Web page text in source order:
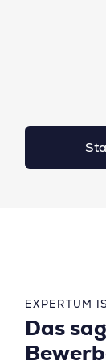
EXPERTUM
Das